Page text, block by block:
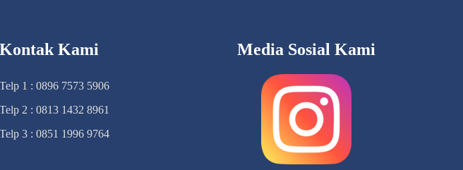
Kontak Kami
Telp 1 : 0896 7573 5906
Telp 2 : 0813 1432 8961
Telp 3 : 0851 1996 9764
Media Sosial Kami